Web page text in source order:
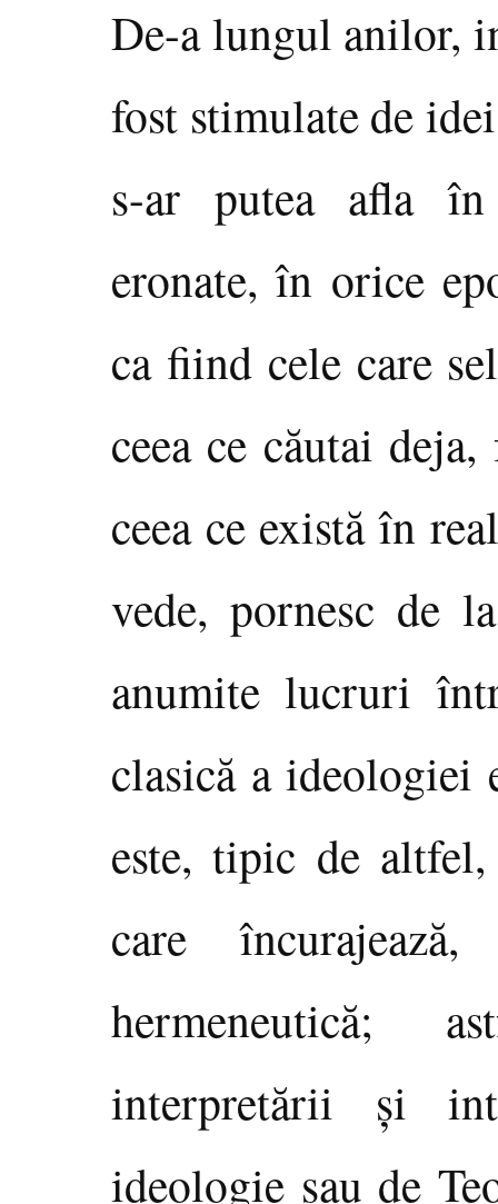
De-a lungul anilor,
fost stimulate de
s-ar putea afla
eronate, în orice
ca fiind cele care
ceea ce căutai
ceea ce există în
vede, pornesc de
anumite lucruri
clasică a ideologiei
este, tipic de
care
hermeneutică;
interpretării şi
ideologie sau de